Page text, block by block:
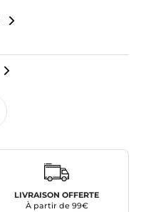
LIVRAISON OFFERTE
À partir de 99€